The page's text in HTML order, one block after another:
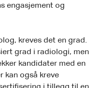
engasjement og
kreves det en grad.
grad i radiologi, men
kandidater med en
kan også kreve